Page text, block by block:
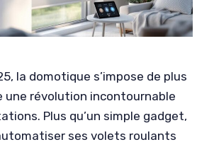
la domotique s’impose de plus
une révolution incontournable
Plus qu’un simple gadget,
ses volets roulants